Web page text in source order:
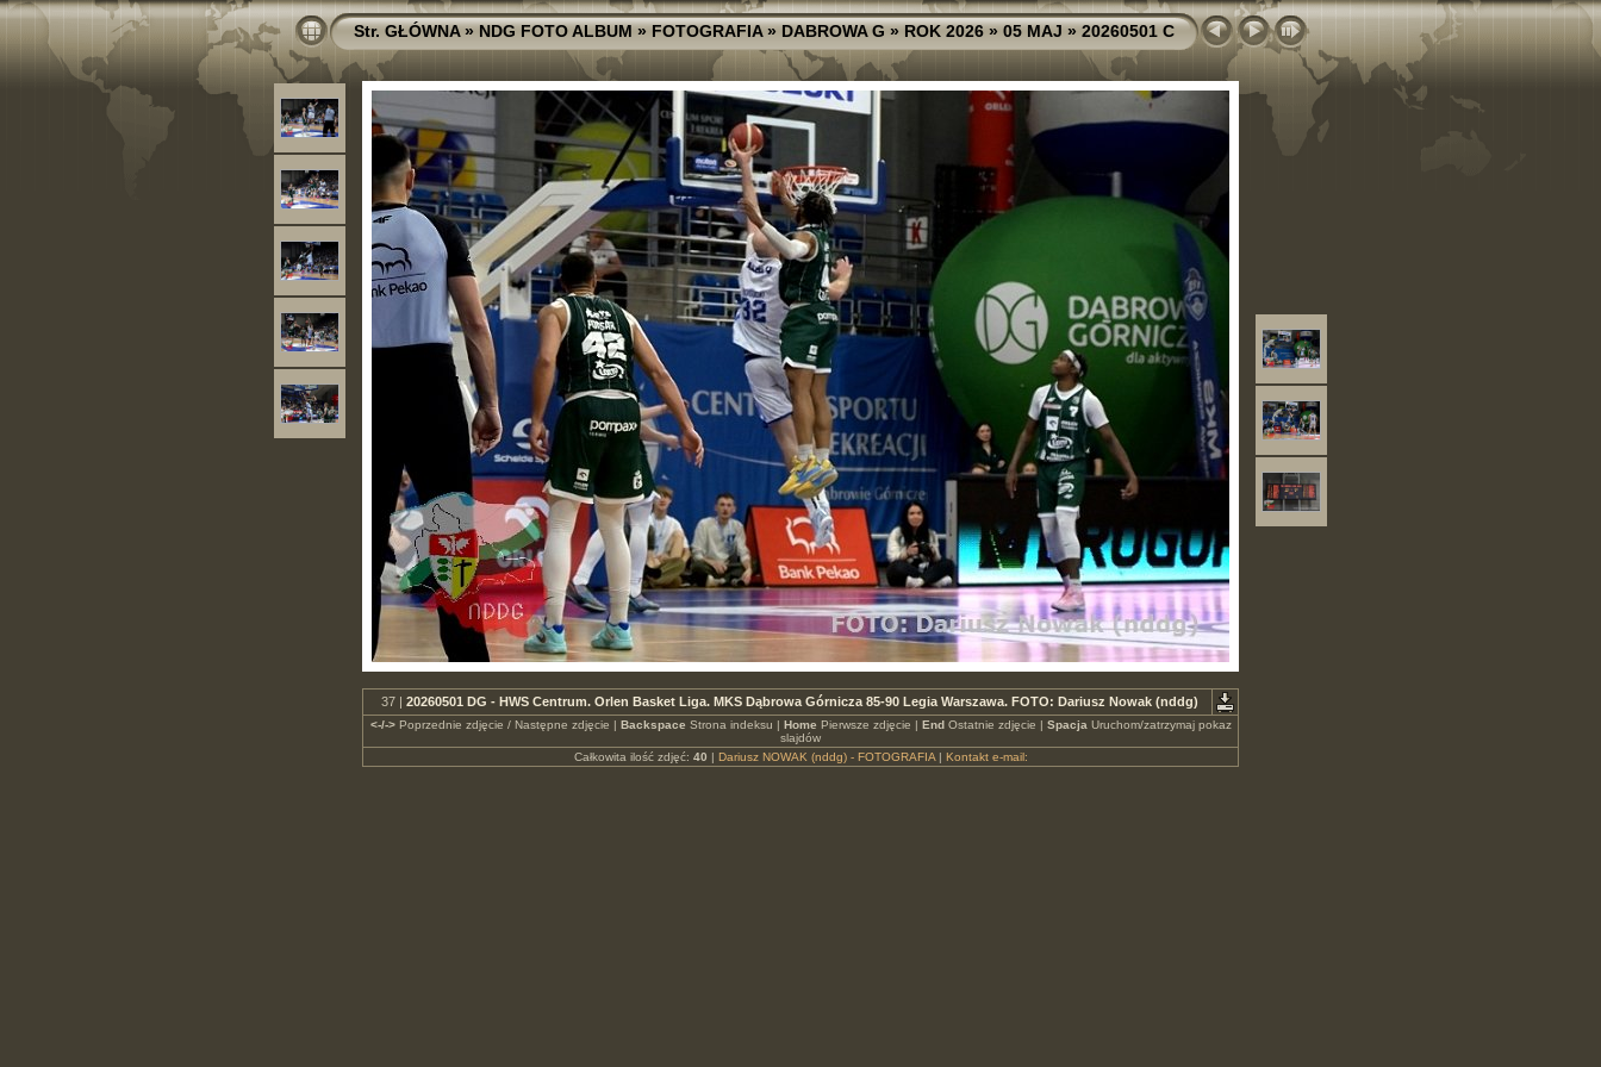
Str. GŁÓWNA»NDG FOTO ALBUM»FOTOGRAFIA»DABROWA G»ROK 2026»05 MAJ»20260501 C
37 | 20260501 DG - HWS Centrum. Orlen Basket Liga. MKS Dąbrowa Górnicza 85-90 Legia Warszawa. FOTO: Dariusz Nowak (nddg)
<-/->Poprzednie zdjęcie / Następne zdjęcie | Backspace Strona indeksu | Home Pierwsze zdjęcie | EndOstatnie zdjęcie | Spacja Uruchom/zatrzymaj pokaz
slajdów
Całkowita ilość zdjęć: 40 | Dariusz NOWAK (nddg) - FOTOGRAFIA| Kontakt e-mail: